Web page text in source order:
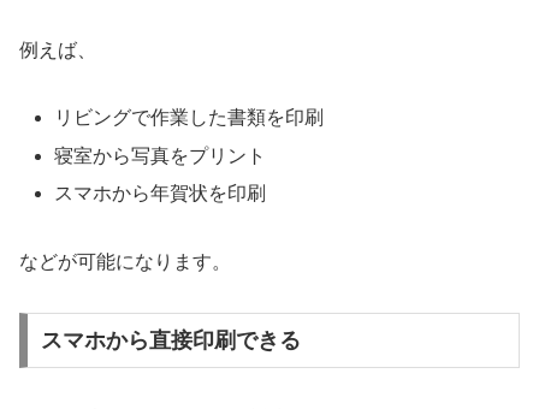
例えば、
リビングで作業した書類を印刷
寝室から写真をプリント
スマホから年賀状を印刷
などが可能になります。
スマホから直接印刷できる